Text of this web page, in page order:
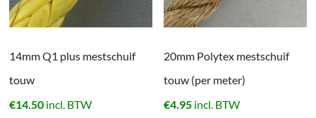
14mm Q1 plus mestschuif
touw
€14.50 incl. BTW
20mm Polytex mestschuif
touw (per meter)
€4.95 incl. BTW